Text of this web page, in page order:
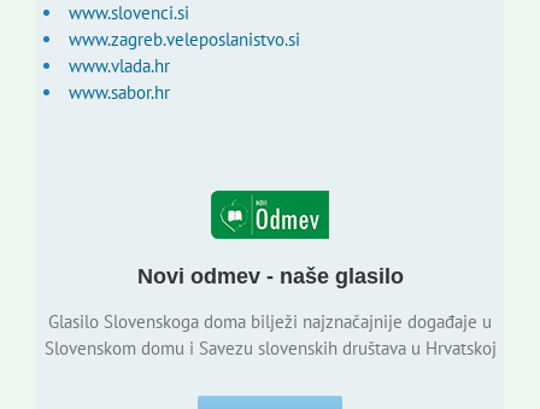
www.slovenci.si
www.zagreb.veleposlanistvo.si
www.vlada.hr
www.sabor.hr
Novi odmev - naše glasilo
Glasilo Slovenskoga doma bilježi najznačajnije događaje u
Slovenskom domu i Savezu slovenskih društava u Hrvatskoj